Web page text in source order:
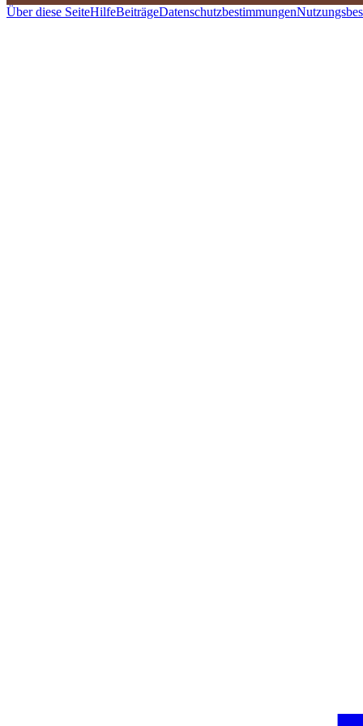
Über diese SeiteHilfeBeiträgeDatenschutzbestimmungen